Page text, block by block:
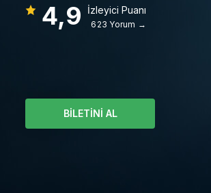
4,9 İzleyici Puanı
623 Yorum →
BİLETİNİ AL